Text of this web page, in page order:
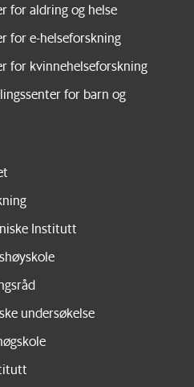
for aldring og helse
for e-helseforskning
for kvinnehelseforskning
for barn og
Institutt
undersøkelse